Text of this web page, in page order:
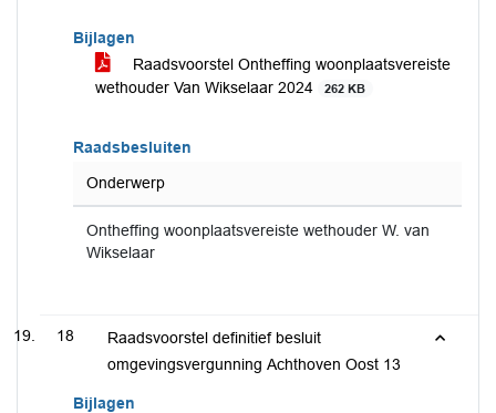
Bijlagen
Raadsvoorstel Ontheffing woonplaatsvereiste
wethouder Van Wikselaar 2024
262 KB
Raadsbesluiten
Onderwerp
Ontheffing woonplaatsvereiste wethouder W. van
Wikselaar
18
Raadsvoorstel definitief besluit
omgevingsvergunning Achthoven Oost 13
Bijlagen